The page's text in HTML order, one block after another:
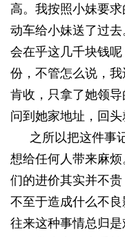
高。我按照小妹要
动车给小妹送了过
会在乎这几千块钱
份，不管怎么说，
肯收，只拿了她领
问到她家地址，回头
之所以把这件事
想给任何人带来麻
们的进价其实并不
不至于造成什么不
往来这种事情总归